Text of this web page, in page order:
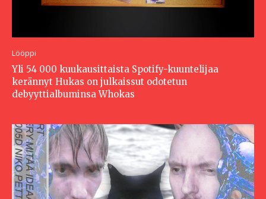
Lööppi
Yli 54 000 kuukausittaista Spotify-kuuntelijaa
kerännyt Hukas on julkaissut odotetun
debyyttialbuminsa Whokas